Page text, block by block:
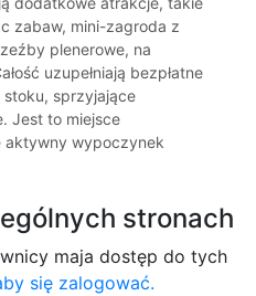
zabaw, mini-zagroda z
plenerowe, na
uzupełniają bezpłatne
stoku, sprzyjające
Jest to miejsce
aktywny wypoczynek
stronach
maja dostęp do tych
się zalogować.